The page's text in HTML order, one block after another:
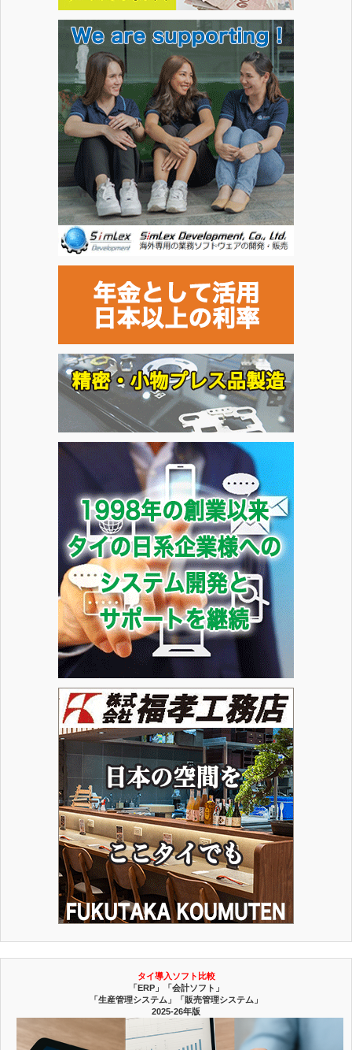
タイ導入ソフト比較
「ERP」「会計ソフト」
「生産管理システム」「販売管理システム」
2025-26年版